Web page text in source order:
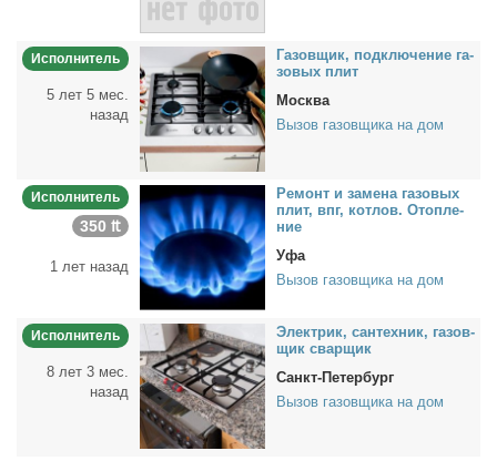
Исполнитель
5 лет 5 мес.
назад
Га­зов­щик, под­клю­че­ние га­
зо­вых плит
Москва
Вызов газовщика на дом
Исполнитель
350 ₶
1 лет назад
Ре­монт и за­ме­на га­зо­вых
плит, впг, кот­лов. Отоп­ле­
ние
Уфа
Вызов газовщика на дом
Исполнитель
8 лет 3 мес.
назад
Элек­трик, сан­тех­ник, га­зов­
щик свар­щик
Санкт-Петербург
Вызов газовщика на дом